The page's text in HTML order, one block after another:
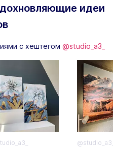
идеи
с хештегом @studio_a3_